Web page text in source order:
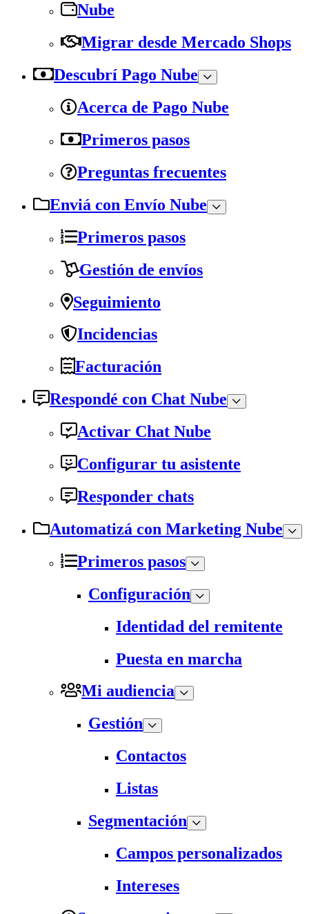
Nube
Migrar desde Mercado Shops
Descubrí Pago Nube
Acerca de Pago Nube
Primeros pasos
Preguntas frecuentes
Enviá con Envío Nube
Primeros pasos
Gestión de envíos
Seguimiento
Incidencias
Facturación
Respondé con Chat Nube
Activar Chat Nube
Configurar tu asistente
Responder chats
Automatizá con Marketing Nube
Primeros pasos
Configuración
Identidad del remitente
Puesta en marcha
Mi audiencia
Gestión
Contactos
Listas
Segmentación
Campos personalizados
Intereses